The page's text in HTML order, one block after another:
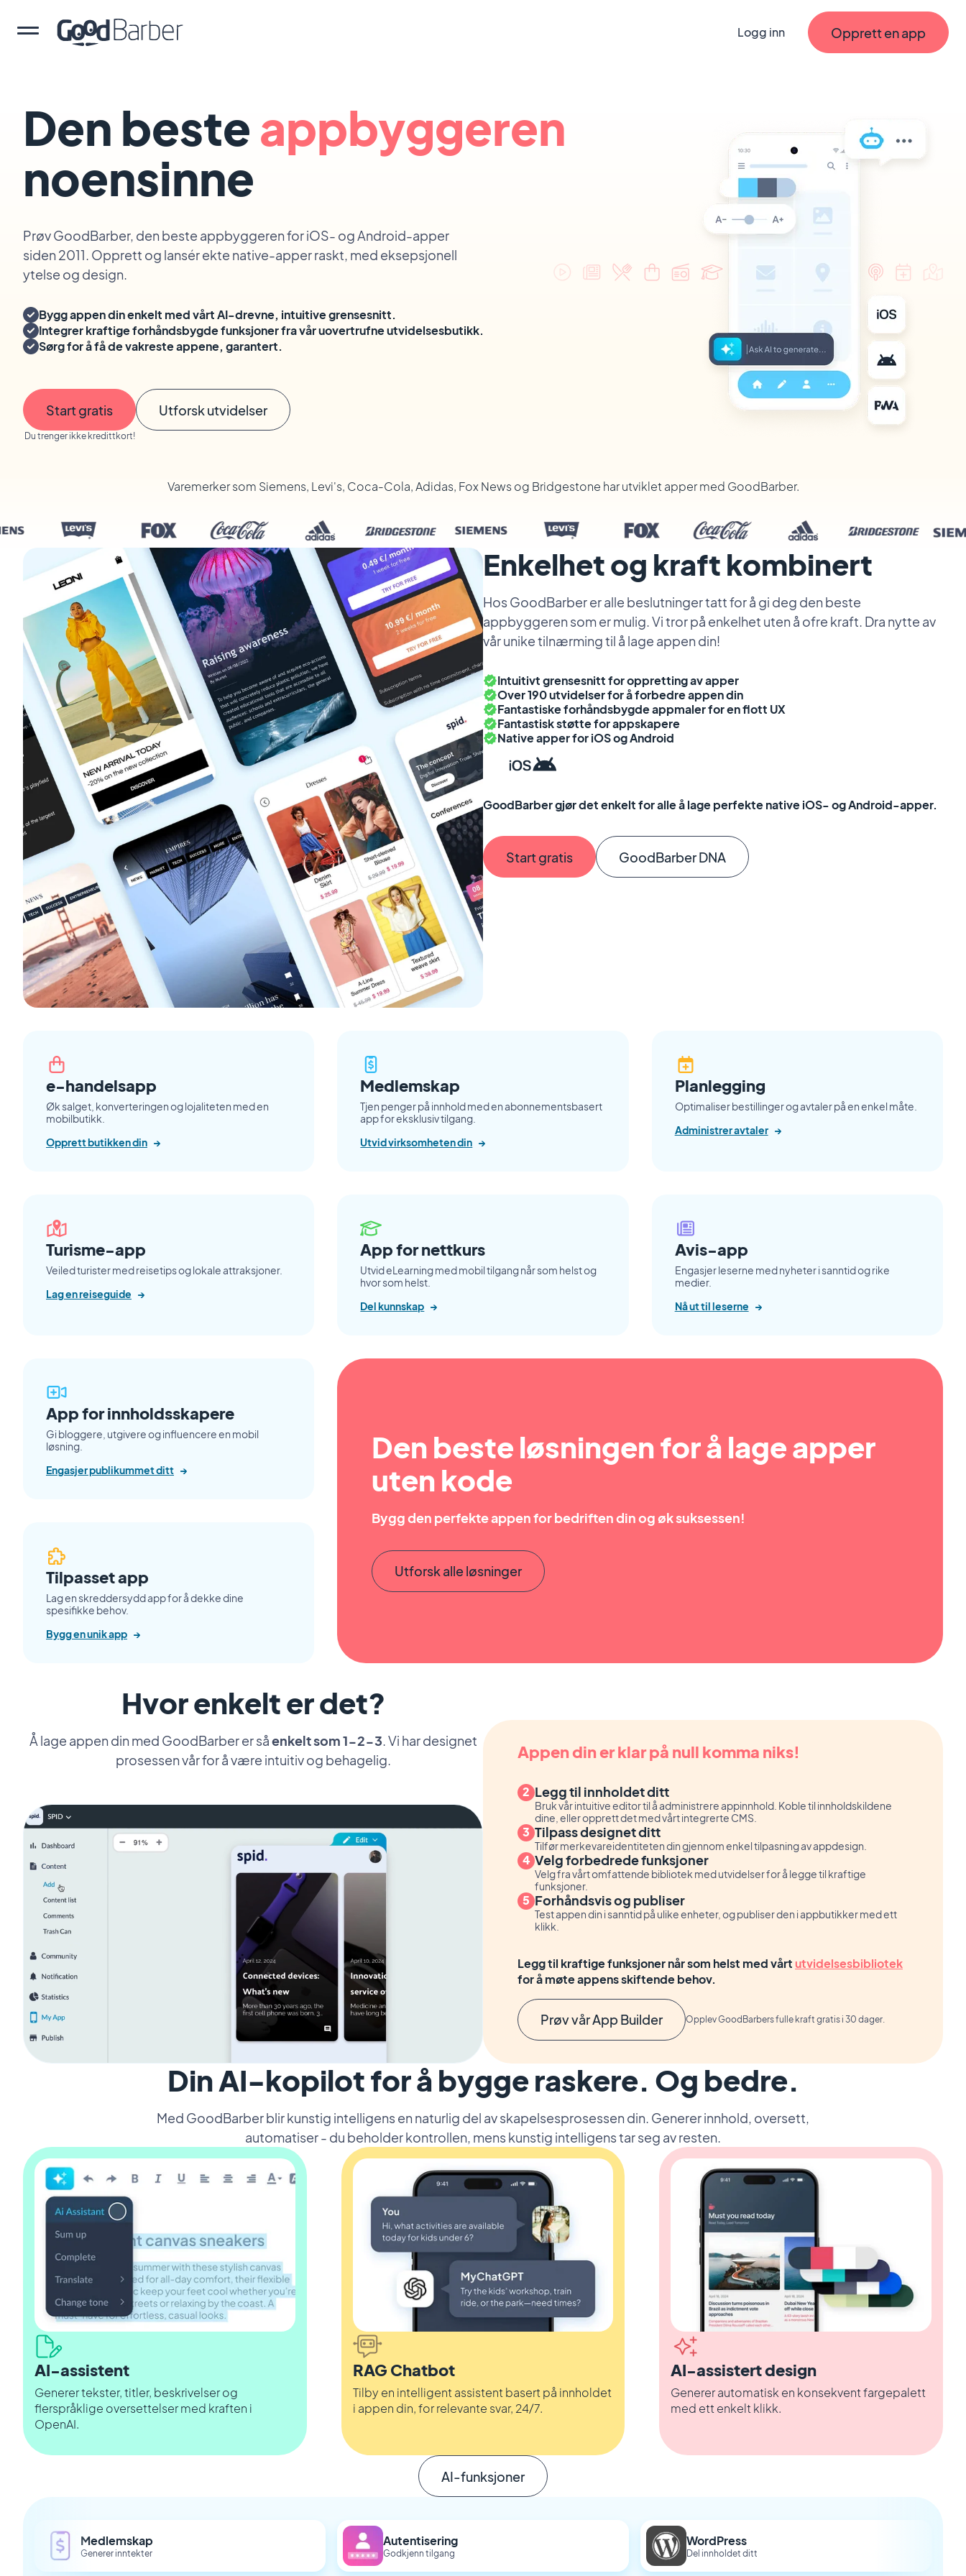
Logg inn Opprett en app
Den beste appbyggeren
noensinne
Prøv GoodBarber, den beste appbyggeren for iOS- og Android-apper
siden 2011. Opprett og lansér ekte native-apper raskt, med eksepsjonell
ytelse og design.
Bygg appen din enkelt med vårt AI-drevne, intuitive grensesnitt.
Integrer kraftige forhåndsbygde funksjoner fra vår uovertrufne utvidelsesbutikk.
Sørg for å få de vakreste appene, garantert.
Start gratis
Du trenger ikke kredittkort!
Utforsk utvidelser
Varemerker som Siemens, Levi's, Coca-Cola, Adidas, Fox News og Bridgestone har utviklet apper med GoodBarber.
Enkelhet og kraft kombinert
Hos GoodBarber er alle beslutninger tatt for å gi deg den beste
appbyggeren som er mulig. Vi tror på enkelhet uten å ofre kraft. Dra nytte av
vår unike tilnærming til å lage appen din!
Intuitivt grensesnitt for oppretting av apper
Over 190 utvidelser for å forbedre appen din
Fantastiske forhåndsbygde appmaler for en flott UX
Fantastisk støtte for appskapere
Native apper for iOS og Android
GoodBarber gjør det enkelt for alle å lage perfekte native iOS- og Android-apper.
Start gratis GoodBarber DNA
e-handelsapp
Øk salget, konverteringen og lojaliteten med en
mobilbutikk.
Opprett butikken din →
Medlemskap
Tjen penger på innhold med en abonnementsbasert
app for eksklusiv tilgang.
Utvid virksomheten din →
Planlegging
Optimaliser bestillinger og avtaler på en enkel måte.
Administrer avtaler →
Avis-app
Engasjer leserne med nyheter i sanntid og rike
medier.
Nå ut til leserne →
App for nettkurs
Utvid eLearning med mobil tilgang når som helst og
hvor som helst.
Del kunnskap →
Turisme-app
Veiled turister med reisetips og lokale attraksjoner.
Lag en reiseguide →
App for innholdsskapere
Gi bloggere, utgivere og influencere en mobil
løsning.
Engasjer publikummet ditt →
Tilpasset app
Lag en skreddersydd app for å dekke dine
spesifikke behov.
Bygg en unik app →
Den beste løsningen for å lage apper
uten kode
Bygg den perfekte appen for bedriften din og øk suksessen!
Utforsk alle løsninger
Hvor enkelt er det?
Å lage appen din med GoodBarber er såenkelt som 1-2-3. Vi har designet
prosessen vår for å være intuitiv og behagelig.
Appen din er klar på null komma niks!
Legg til innholdet ditt
Bruk vår intuitive editor til å administrere appinnhold. Koble til innholdskildene
dine, eller opprett det med vårt integrerte CMS.
Tilpass designet ditt
Tilfør merkevareidentiteten din gjennom enkel tilpasning av appdesign.
Velg forbedrede funksjoner
Velg fra vårt omfattende bibliotek med utvidelser for å legge til kraftige
funksjoner.
Forhåndsvis og publiser
Test appen din i sanntid på ulike enheter, og publiser den i appbutikker med ett
klikk.
Legg til kraftige funksjoner når som helst med vårtutvidelsesbibliotek
for å møte appens skiftende behov.
Prøv vår App Builder Opplev GoodBarbers fulle kraft gratis i 30 dager.
Din AI-kopilot for å bygge raskere. Og bedre.
Med GoodBarber blir kunstig intelligens en naturlig del av skapelsesprosessen din. Generer innhold, oversett,
automatiser - du beholder kontrollen, mens kunstig intelligens tar seg av resten.
AI-assistent
Generer tekster, titler, beskrivelser og
flerspråklige oversettelser med kraften i
OpenAI.
RAG Chatbot
Tilby en intelligent assistent basert på innholdet
i appen din, for relevante svar, 24/7.
AI-assistert design
Generer automatisk en konsekvent fargepalett
med ett enkelt klikk.
AI-funksjoner
Medlemskap
Generer inntekter
Autentisering
Godkjenn tilgang
WordPress
Del innholdet ditt